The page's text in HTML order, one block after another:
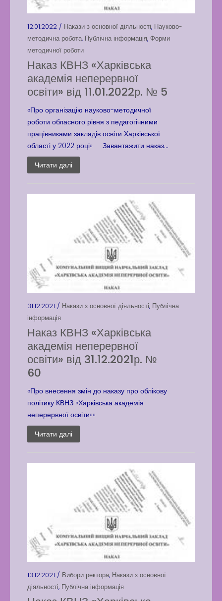
12.01.2022 / Накази з основної діяльності, Науково-
методична робота, Публічна інформація, Форми
методичної роботи
Наказ КВНЗ «Харківська
академія неперервної
освіти» від 11.01.2022р. № 5
«Про організацію науково-методичної
роботи обласного рівня з педагогічними
працівниками закладів освіти Харківської
області у 2022 році» Завантажити наказ...
Читати далі
31.12.2021 / Накази з основної діяльності, Публічна
інформація
Наказ КВНЗ «Харківська
академія неперервної
освіти» від 31.12.2021р. №
60
«Про внесення змін до наказу про облікову
політику КВНЗ «Харківська академія
неперервної освіти»»
Читати далі
13.12.2021 / Вибори ректора, Накази з основної
діяльності, Публічна інформація